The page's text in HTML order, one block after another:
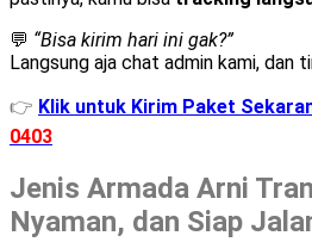
💬 “Bisa kirim hari ini gak?”
Langsung aja chat admin kami, dan
👉 Klik untuk Kirim Paket
0403
Jenis Armada Arni
Nyaman, dan Siap